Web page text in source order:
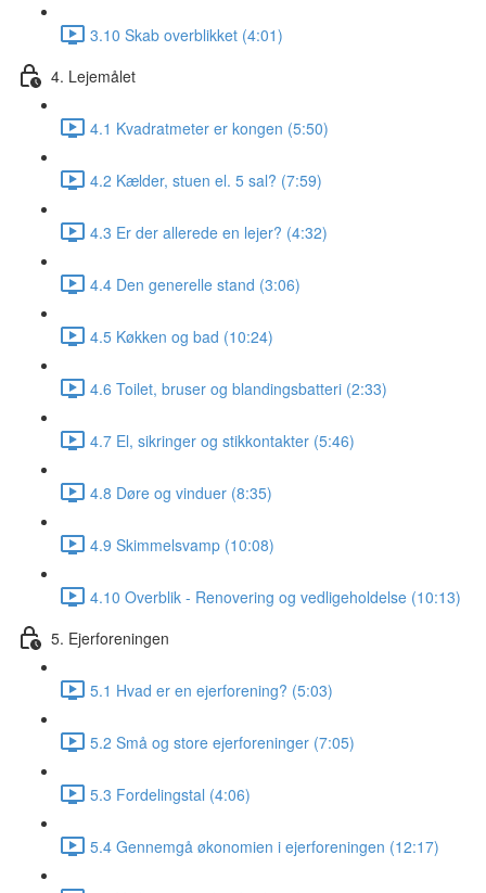
3.10 Skab overblikket (4:01)
4. Lejemålet
4.1 Kvadratmeter er kongen (5:50)
4.2 Kælder, stuen el. 5 sal? (7:59)
4.3 Er der allerede en lejer? (4:32)
4.4 Den generelle stand (3:06)
4.5 Køkken og bad (10:24)
4.6 Toilet, bruser og blandingsbatteri (2:33)
4.7 El, sikringer og stikkontakter (5:46)
4.8 Døre og vinduer (8:35)
4.9 Skimmelsvamp (10:08)
4.10 Overblik - Renovering og vedligeholdelse (10:13)
5. Ejerforeningen
5.1 Hvad er en ejerforening? (5:03)
5.2 Små og store ejerforeninger (7:05)
5.3 Fordelingstal (4:06)
5.4 Gennemgå økonomien i ejerforeningen (12:17)